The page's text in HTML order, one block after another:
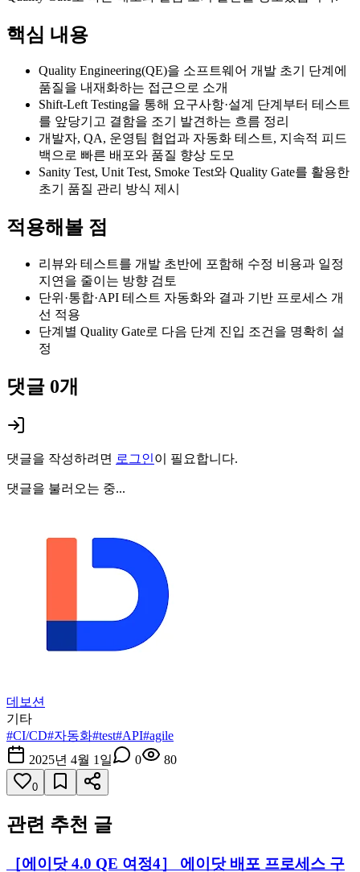
핵심 내용
Quality Engineering(QE)을 소프트웨어 개발 초기 단계에
품질을 내재화하는 접근으로 소개
Shift-Left Testing을 통해 요구사항·설계 단계부터 테스트
를 앞당기고 결함을 조기 발견하는 흐름 정리
개발자, QA, 운영팀 협업과 자동화 테스트, 지속적 피드
백으로 빠른 배포와 품질 향상 도모
Sanity Test, Unit Test, Smoke Test와 Quality Gate를 활용한
초기 품질 관리 방식 제시
적용해볼 점
리뷰와 테스트를 개발 초반에 포함해 수정 비용과 일정
지연을 줄이는 방향 검토
단위·통합·API 테스트 자동화와 결과 기반 프로세스 개
선 적용
단계별 Quality Gate로 다음 단계 진입 조건을 명확히 설
정
댓글 0개
댓글을 작성하려면 로그인이 필요합니다.
댓글을 불러오는 중...
데보션
기타
#CI/CD#자동화#test#API#agile
2025년 4월 1일
0 80
0
관련 추천 글
［에이닷 4.0 QE 여정4］ 에이닷 배포 프로세스 구